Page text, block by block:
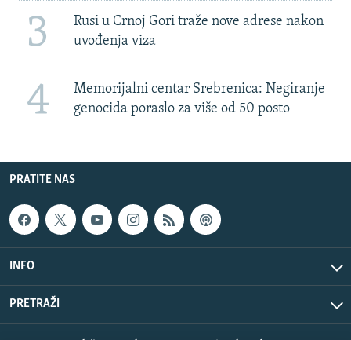
3
Rusi u Crnoj Gori traže nove adrese nakon
uvođenja viza
4
Memorijalni centar Srebrenica: Negiranje
genocida poraslo za više od 50 posto
PRATITE NAS
INFO
PRETRAŽI